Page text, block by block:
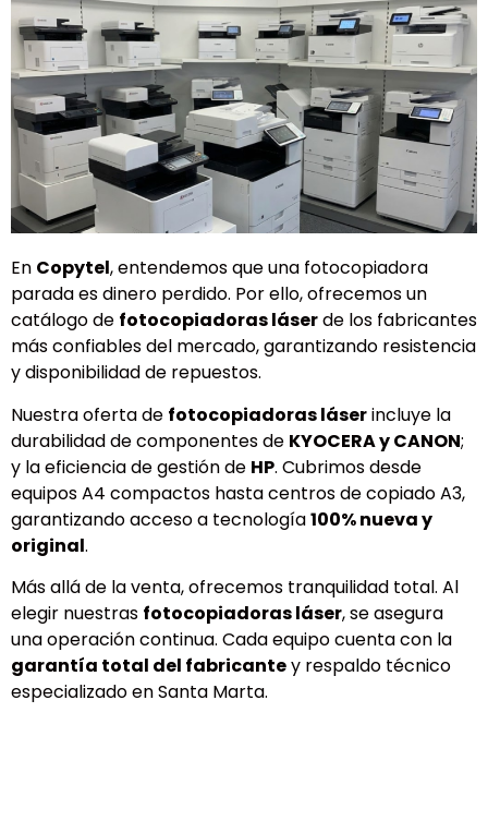
En Copytel, entendemos que una fotocopiadora
parada es dinero perdido. Por ello, ofrecemos un
catálogo de fotocopiadoras láserde los fabricantes
más confiables del mercado, garantizando resistencia
y disponibilidad de repuestos.
Nuestra oferta de fotocopiadoras láserincluye la
durabilidad de componentes de KYOCERA y CANON;
y la eficiencia de gestión de HP. Cubrimos desde
equipos A4 compactos hasta centros de copiado A3,
garantizando acceso a tecnología100% nueva y
original.
Más allá de la venta, ofrecemos tranquilidad total. Al
elegir nuestras fotocopiadoras láser, se asegura
una operación continua. Cada equipo cuenta con la
garantía total del fabricantey respaldo técnico
especializado en Santa Marta.